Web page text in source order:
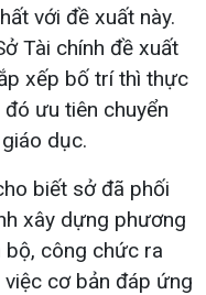
với đề xuất này.
Tài chính đề xuất
xếp bố trí thì thực
ưu tiên chuyển
dục.
biết sở đã phối
xây dựng phương
công chức ra
cơ bản đáp ứng